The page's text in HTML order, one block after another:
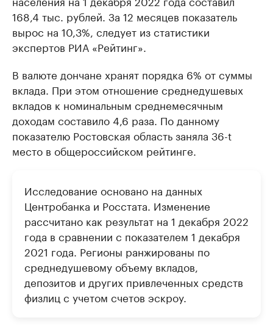
168,4 тыс. рублей. За 12 месяцев показатель
вырос на 10,3%, следует из статистики
экспертов РИА «Рейтинг».
В валюте дончане хранят порядка 6% от суммы
вклада. При этом отношение среднедушевых
вкладов к номинальным среднемесячным
доходам составило 4,6 раза. По данному
показателю Ростовская область заняла 36-t
место в общероссийском рейтинге.
Исследование основано на данных
Центробанка и Росстата. Изменение
рассчитано как результат на 1 декабря 2022
года в сравнении с показателем 1 декабря
2021 года. Регионы ранжированы по
среднедушевому объему вкладов,
депозитов и других привлеченных средств
физлиц с учетом счетов эскроу.